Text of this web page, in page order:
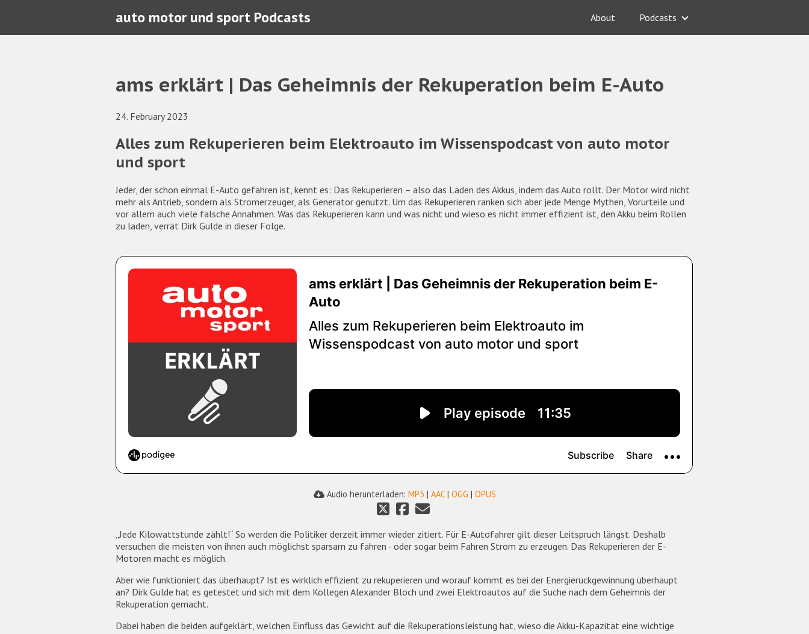
auto motor und sport Podcasts About Podcasts
ams erklärt | Das Geheimnis der Rekuperation beim E-Auto
24. February 2023
Alles zum Rekuperieren beim Elektroauto im Wissenspodcast von auto motor
und sport
Jeder, der schon einmal E-Auto gefahren ist, kennt es: Das Rekuperieren – also das Laden des Akkus, indem das Auto rollt. Der Motor wird nicht
mehr als Antrieb, sondern als Stromerzeuger, als Generator genutzt. Um das Rekuperieren ranken sich aber jede Menge Mythen, Vorurteile und
vor allem auch viele falsche Annahmen. Was das Rekuperieren kann und was nicht und wieso es nicht immer effizient ist, den Akku beim Rollen
zu laden, verrät Dirk Gulde in dieser Folge.
Audio herunterladen: MP3 | AAC| OGG | OPUS
„Jede Kilowattstunde zählt!“ So werden die Politiker derzeit immer wieder zitiert. Für E-Autofahrer gilt dieser Leitspruch längst. Deshalb
versuchen die meisten von ihnen auch möglichst sparsam zu fahren - oder sogar beim Fahren Strom zu erzeugen. Das Rekuperieren der E-
Motoren macht es möglich.
Aber wie funktioniert das überhaupt? Ist es wirklich effizient zu rekuperieren und worauf kommt es bei der Energierückgewinnung überhaupt
an? Dirk Gulde hat es getestet und sich mit dem Kollegen Alexander Bloch und zwei Elektroautos auf die Suche nach dem Geheimnis der
Rekuperation gemacht.
Dabei haben die beiden aufgeklärt, welchen Einfluss das Gewicht auf die Rekuperationsleistung hat, wieso die Akku-Kapazität eine wichtige